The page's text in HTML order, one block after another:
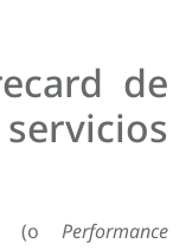
de
(o Performance